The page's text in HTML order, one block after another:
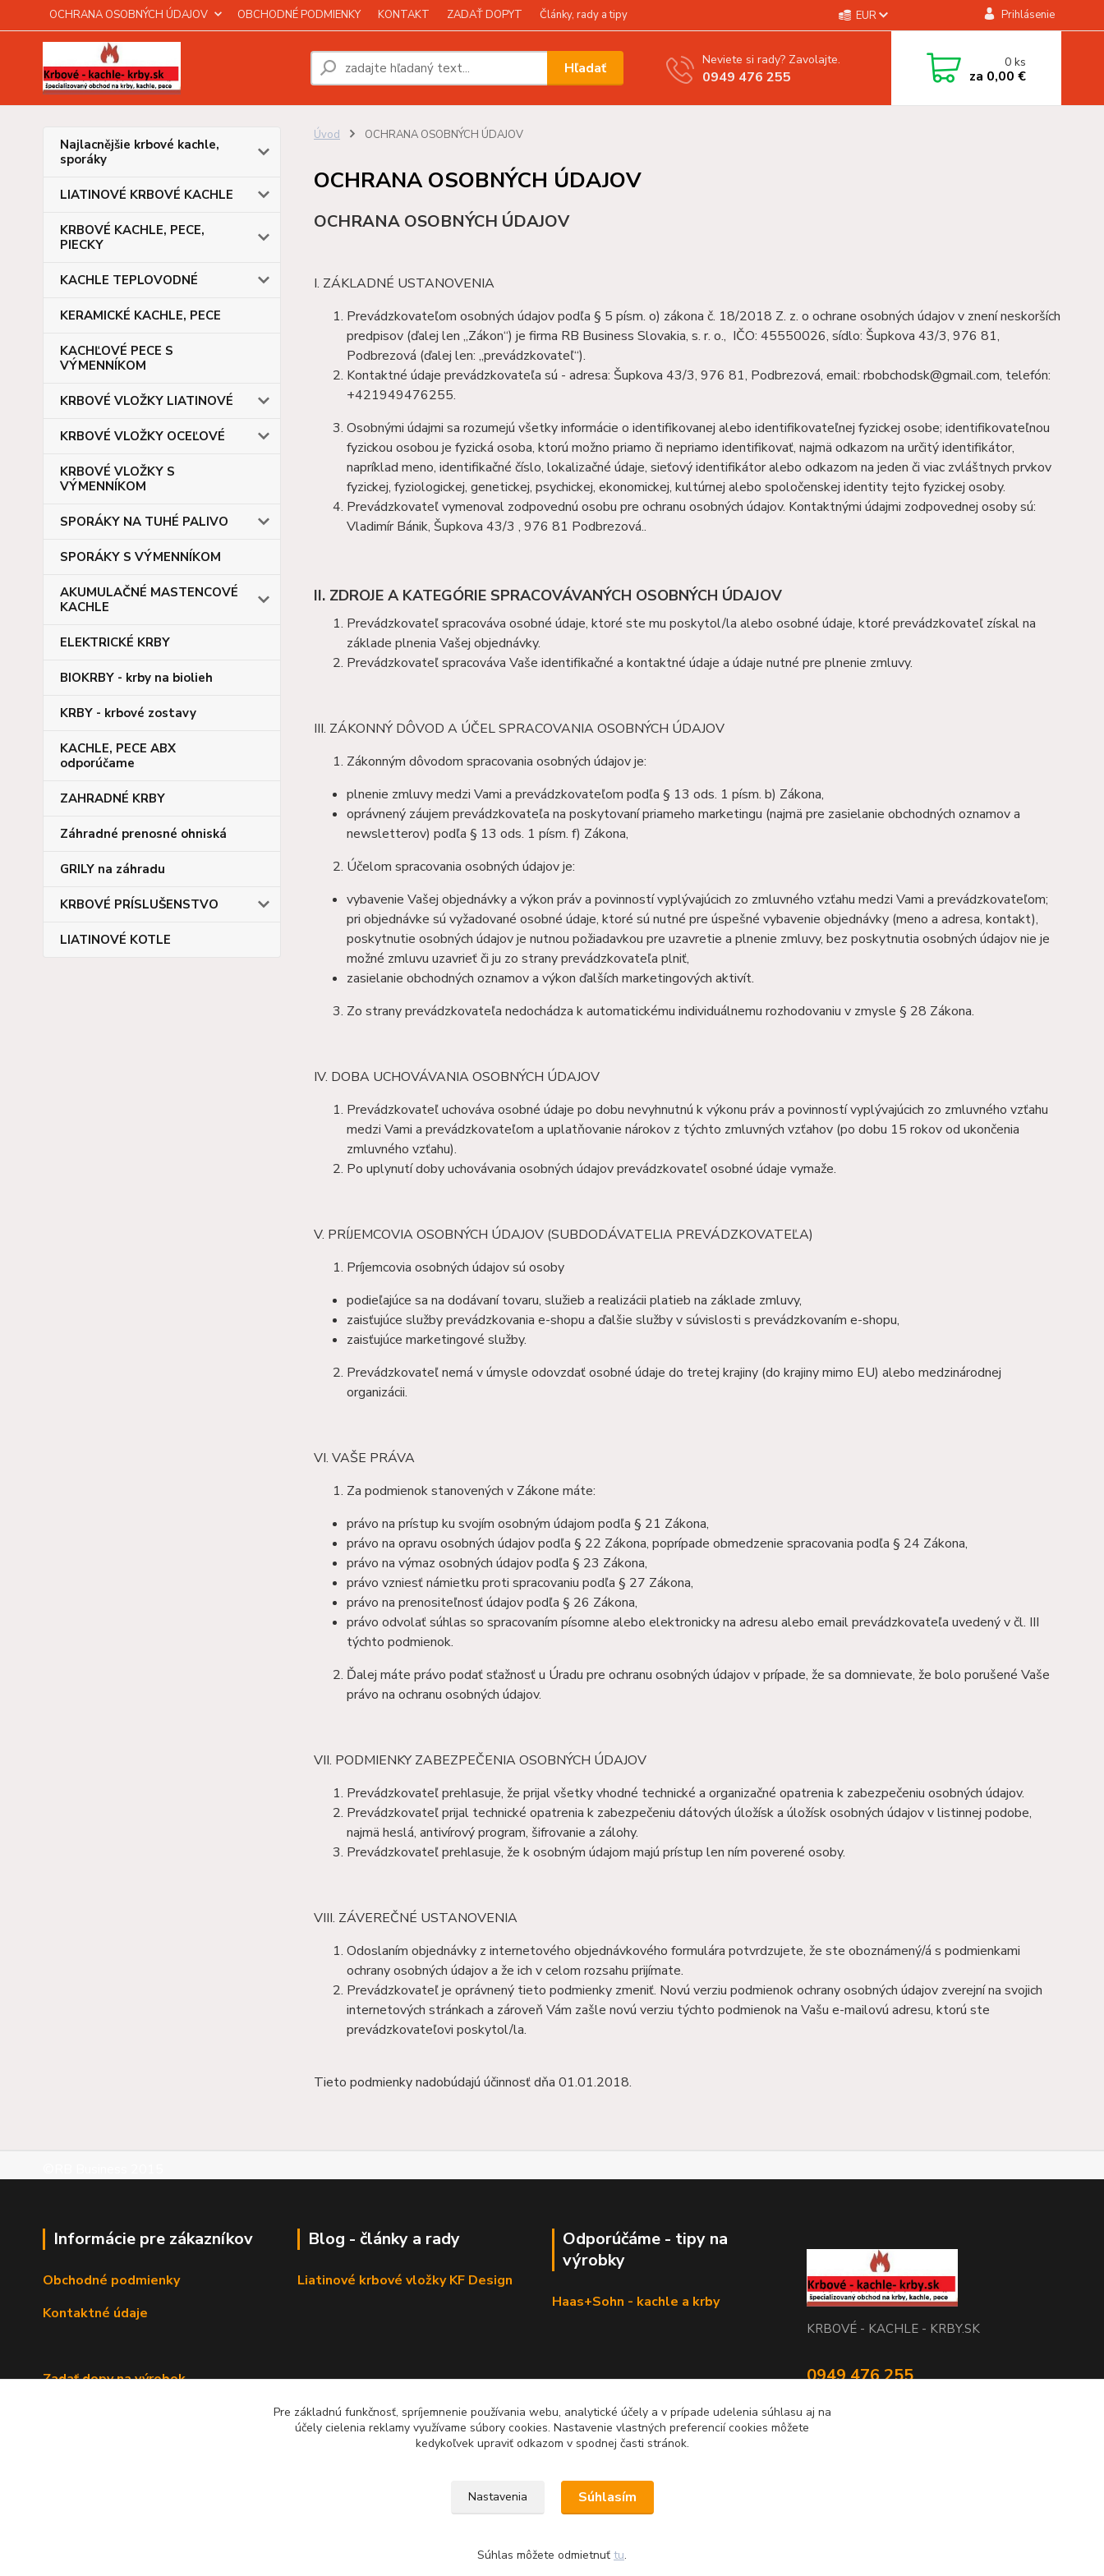
OCHRANA OSOBNÝCH ÚDAJOV OBCHODNÉ PODMIENKY KONTAKT ZADAŤ DOPYT Články, rady a tipy EUR Prihlásenie
Hľadať Neviete si rady? Zavolajte.
0949 476 255
0ks
za 0,00 €
Najlacnějšie krbové kachle,
sporáky
LIATINOVÉ KRBOVÉ KACHLE
KRBOVÉ KACHLE, PECE,
PIECKY
KACHLE TEPLOVODNÉ
KERAMICKÉ KACHLE, PECE
KACHĽOVÉ PECE S
VÝMENNÍKOM
KRBOVÉ VLOŽKY LIATINOVÉ
KRBOVÉ VLOŽKY OCEĽOVÉ
KRBOVÉ VLOŽKY S
VÝMENNÍKOM
SPORÁKY NA TUHÉ PALIVO
SPORÁKY S VÝMENNÍKOM
AKUMULAČNÉ MASTENCOVÉ
KACHLE
ELEKTRICKÉ KRBY
BIOKRBY - krby na biolieh
KRBY - krbové zostavy
KACHLE, PECE ABX
odporúčame
ZAHRADNÉ KRBY
Záhradné prenosné ohniská
GRILY na záhradu
KRBOVÉ PRÍSLUŠENSTVO
LIATINOVÉ KOTLE
Úvod OCHRANA OSOBNÝCH ÚDAJOV
OCHRANA OSOBNÝCH ÚDAJOV
OCHRANA OSOBNÝCH ÚDAJOV
I. ZÁKLADNÉ USTANOVENIA
Prevádzkovateľom osobných údajov podľa § 5 písm. o) zákona č. 18/2018 Z. z. o ochrane osobných údajov v znení neskorších
predpisov (ďalej len „Zákon“) je firma RB Business Slovakia, s. r. o., IČO: 45550026, sídlo: Šupkova 43/3, 976 81,
Podbrezová (ďalej len: „prevádzkovateľ“).
Kontaktné údaje prevádzkovateľa sú - adresa: Šupkova 43/3, 976 81, Podbrezová, email: rbobchodsk@gmail.com, telefón:
+421949476255.
Osobnými údajmi sa rozumejú všetky informácie o identifikovanej alebo identifikovateľnej fyzickej osobe; identifikovateľnou
fyzickou osobou je fyzická osoba, ktorú možno priamo či nepriamo identifikovať, najmä odkazom na určitý identifikátor,
napríklad meno, identifikačné číslo, lokalizačné údaje, sieťový identifikátor alebo odkazom na jeden či viac zvláštnych prvkov
fyzickej, fyziologickej, genetickej, psychickej, ekonomickej, kultúrnej alebo spoločenskej identity tejto fyzickej osoby.
Prevádzkovateľ vymenoval zodpovednú osobu pre ochranu osobných údajov. Kontaktnými údajmi zodpovednej osoby sú:
Vladimír Bánik, Šupkova 43/3 , 976 81 Podbrezová..
II. ZDROJE A KATEGÓRIE SPRACOVÁVANÝCH OSOBNÝCH ÚDAJOV
Prevádzkovateľ spracováva osobné údaje, ktoré ste mu poskytol/la alebo osobné údaje, ktoré prevádzkovateľ získal na
základe plnenia Vašej objednávky.
Prevádzkovateľ spracováva Vaše identifikačné a kontaktné údaje a údaje nutné pre plnenie zmluvy.
III. ZÁKONNÝ DÔVOD A ÚČEL SPRACOVANIA OSOBNÝCH ÚDAJOV
Zákonným dôvodom spracovania osobných údajov je:
plnenie zmluvy medzi Vami a prevádzkovateľom podľa § 13 ods. 1 písm. b) Zákona,
oprávnený záujem prevádzkovateľa na poskytovaní priameho marketingu (najmä pre zasielanie obchodných oznamov a
newsletterov) podľa § 13 ods. 1 písm. f) Zákona,
Účelom spracovania osobných údajov je:
vybavenie Vašej objednávky a výkon práv a povinností vyplývajúcich zo zmluvného vzťahu medzi Vami a prevádzkovateľom;
pri objednávke sú vyžadované osobné údaje, ktoré sú nutné pre úspešné vybavenie objednávky (meno a adresa, kontakt),
poskytnutie osobných údajov je nutnou požiadavkou pre uzavretie a plnenie zmluvy, bez poskytnutia osobných údajov nie je
možné zmluvu uzavrieť či ju zo strany prevádzkovateľa plniť,
zasielanie obchodných oznamov a výkon ďalších marketingových aktivít.
Zo strany prevádzkovateľa nedochádza k automatickému individuálnemu rozhodovaniu v zmysle § 28 Zákona.
IV. DOBA UCHOVÁVANIA OSOBNÝCH ÚDAJOV
Prevádzkovateľ uchováva osobné údaje po dobu nevyhnutnú k výkonu práv a povinností vyplývajúcich zo zmluvného vzťahu
medzi Vami a prevádzkovateľom a uplatňovanie nárokov z týchto zmluvných vzťahov (po dobu 15 rokov od ukončenia
zmluvného vzťahu).
Po uplynutí doby uchovávania osobných údajov prevádzkovateľ osobné údaje vymaže.
V. PRÍJEMCOVIA OSOBNÝCH ÚDAJOV (SUBDODÁVATELIA PREVÁDZKOVATEĽA)
Príjemcovia osobných údajov sú osoby
podieľajúce sa na dodávaní tovaru, služieb a realizácii platieb na základe zmluvy,
zaisťujúce služby prevádzkovania e-shopu a ďalšie služby v súvislosti s prevádzkovaním e-shopu,
zaisťujúce marketingové služby.
Prevádzkovateľ nemá v úmysle odovzdať osobné údaje do tretej krajiny (do krajiny mimo EU) alebo medzinárodnej
organizácii.
VI. VAŠE PRÁVA
Za podmienok stanovených v Zákone máte:
právo na prístup ku svojím osobným údajom podľa § 21 Zákona,
právo na opravu osobných údajov podľa § 22 Zákona, poprípade obmedzenie spracovania podľa § 24 Zákona,
právo na výmaz osobných údajov podľa § 23 Zákona,
právo vzniesť námietku proti spracovaniu podľa § 27 Zákona,
právo na prenositeľnosť údajov podľa § 26 Zákona,
právo odvolať súhlas so spracovaním písomne alebo elektronicky na adresu alebo email prevádzkovateľa uvedený v čl. III
týchto podmienok.
Ďalej máte právo podať sťažnosť u Úradu pre ochranu osobných údajov v prípade, že sa domnievate, že bolo porušené Vaše
právo na ochranu osobných údajov.
VII. PODMIENKY ZABEZPEČENIA OSOBNÝCH ÚDAJOV
Prevádzkovateľ prehlasuje, že prijal všetky vhodné technické a organizačné opatrenia k zabezpečeniu osobných údajov.
Prevádzkovateľ prijal technické opatrenia k zabezpečeniu dátových úložísk a úložísk osobných údajov v listinnej podobe,
najmä heslá, antivírový program, šifrovanie a zálohy.
Prevádzkovateľ prehlasuje, že k osobným údajom majú prístup len ním poverené osoby.
VIII. ZÁVEREČNÉ USTANOVENIA
Odoslaním objednávky z internetového objednávkového formulára potvrdzujete, že ste oboznámený/á s podmienkami
ochrany osobných údajov a že ich v celom rozsahu prijímate.
Prevádzkovateľ je oprávnený tieto podmienky zmeniť. Novú verziu podmienok ochrany osobných údajov zverejní na svojich
internetových stránkach a zároveň Vám zašle novú verziu týchto podmienok na Vašu e-mailovú adresu, ktorú ste
prevádzkovateľovi poskytol/la.
Tieto podmienky nadobúdajú účinnosť dňa 01.01.2018.
Informácie pre zákazníkov
Obchodné podmienky
Kontaktné údaje
Zadať dopy na výrobok
Blog - články a rady
Liatinové krbové vložky KF Design
Odporúčáme - tipy na
výrobky
Haas+Sohn - kachle a krby
KRBOVÉ - KACHLE - KRBY.SK
0949 476 255
Pre základnú funkčnosť, spríjemnenie používania webu, analytické účely a v prípade udelenia súhlasu aj na
účely cielenia reklamy využívame súbory cookies. Nastavenie vlastných preferencií cookies môžete
kedykoľvek upraviť odkazom v spodnej časti stránok.
Nastavenia Súhlasím
Súhlas môžete odmietnuť tu.